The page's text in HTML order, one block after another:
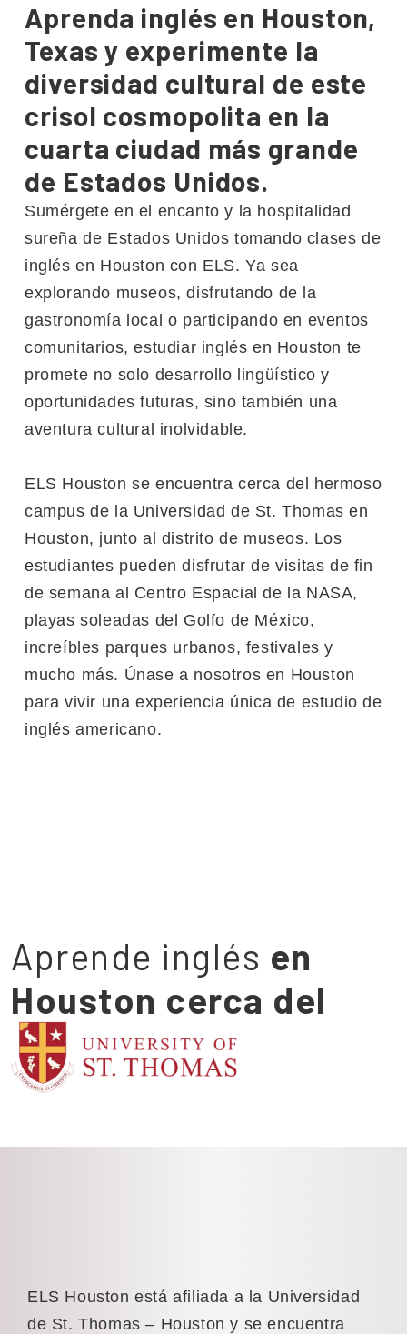
Aprenda inglés en Houston,
Texas y experimente la
diversidad cultural de este
crisol cosmopolita en la
cuarta ciudad más grande
de Estados Unidos.
Sumérgete en el encanto y la hospitalidad
sureña de Estados Unidos tomando clases de
inglés en Houston con ELS. Ya sea
explorando museos, disfrutando de la
gastronomía local o participando en eventos
comunitarios, estudiar inglés en Houston te
promete no solo desarrollo lingüístico y
oportunidades futuras, sino también una
aventura cultural inolvidable.
ELS Houston se encuentra cerca del hermoso
campus de la Universidad de St. Thomas en
Houston, junto al distrito de museos. Los
estudiantes pueden disfrutar de visitas de fin
de semana al Centro Espacial de la NASA,
playas soleadas del Golfo de México,
increíbles parques urbanos, festivales y
mucho más. Únase a nosotros en Houston
para vivir una experiencia única de estudio de
inglés americano.
Aprende inglés en
Houston cerca del
ELS Houston está afiliada a la Universidad
de St. Thomas – Houston y se encuentra